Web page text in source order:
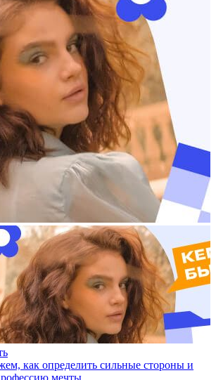
как определить сильные стороны и
мечты